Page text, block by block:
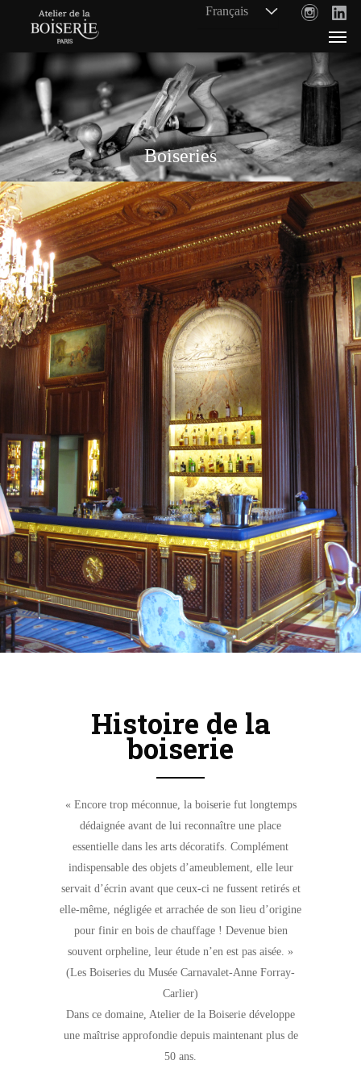
Boiseries
Histoire de la
boiserie
« Encore trop méconnue, la boiserie fut longtemps
dédaignée avant de lui reconnaître une place
essentielle dans les arts décoratifs. Complément
indispensable des objets d’ameublement, elle leur
servait d’écrin avant que ceux-ci ne fussent retirés et
elle-même, négligée et arrachée de son lieu d’origine
pour finir en bois de chauffage ! Devenue bien
souvent orpheline, leur étude n’en est pas aisée. »
(Les Boiseries du Musée Carnavalet-Anne Forray-
Carlier)
Dans ce domaine, Atelier de la Boiserie développe
une maîtrise approfondie depuis maintenant plus de
50 ans.